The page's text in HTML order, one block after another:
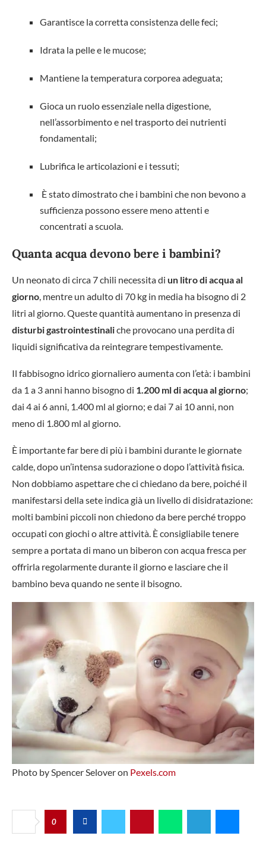
Garantisce la corretta consistenza delle feci;
Idrata la pelle e le mucose;
Mantiene la temperatura corporea adeguata;
Gioca un ruolo essenziale nella digestione,
nell’assorbimento e nel trasporto dei nutrienti
fondamentali;
Lubrifica le articolazioni e i tessuti;
È stato dimostrato che i bambini che non bevono a
sufficienza possono essere meno attenti e
concentrati a scuola.
Quanta acqua devono bere i bambini?
Un neonato di circa 7 chili necessita di un litro di acqua al
giorno, mentre un adulto di 70 kg in media ha bisogno di 2
litri al giorno. Queste quantità aumentano in presenza di
disturbi gastrointestinaliche provocano una perdita di
liquidi significativa da reintegrare tempestivamente.
Il fabbisogno idrico giornaliero aumenta con l’età: i bambini
da 1 a 3 anni hanno bisogno di 1.200 ml di acqua al giorno;
dai 4 ai 6 anni, 1.400 ml al giorno; e dai 7 ai 10 anni, non
meno di 1.800 ml al giorno.
È importante far bere di più i bambini durante le giornate
calde, dopo un’intensa sudorazione o dopo l’attività fisica.
Non dobbiamo aspettare che ci chiedano da bere, poiché il
manifestarsi della sete indica già un livello di disidratazione:
molti bambini piccoli non chiedono da bere perché troppo
occupati con giochi o altre attività. È consigliabile tenere
sempre a portata di mano un biberon con acqua fresca per
offrirla regolarmente durante il giorno e lasciare che il
bambino beva quando ne sente il bisogno.
Photo by Spencer Selover on Pexels.com
0